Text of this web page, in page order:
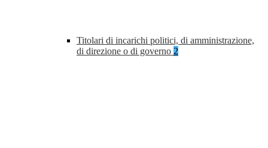
Titolari di incarichi politici, di amministrazione,
di direzione o di governo 2